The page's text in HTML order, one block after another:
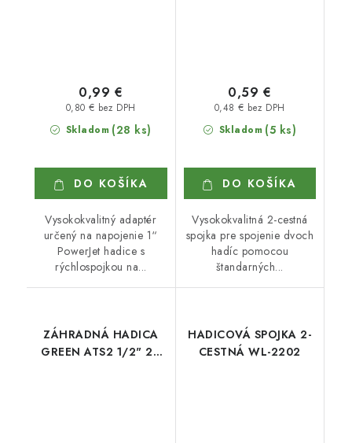
Skladom (28 ks)
0,80 € bez DPH
0,99 €
DO KOŠÍKA
Vysokokvalitný adaptér
určený na napojenie 1“
PowerJet hadice s
rýchlospojkou na...
Skladom (5 ks)
0,48 € bez DPH
0,59 €
DO KOŠÍKA
Vysokokvalitná 2-cestná
spojka pre spojenie dvoch
hadíc pomocou
štandarných...
ZÁHRADNÁ HADICA
GREEN ATS2 1/2" 20
HADICOVÁ SPOJKA 2-
CESTNÁ WL-2202